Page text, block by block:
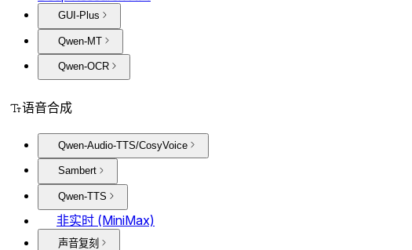
GUI-Plus
Qwen-MT
Qwen-OCR
语音合成
Qwen-Audio-TTS/CosyVoice
Sambert
Qwen-TTS
非实时 (MiniMax)
声音复刻